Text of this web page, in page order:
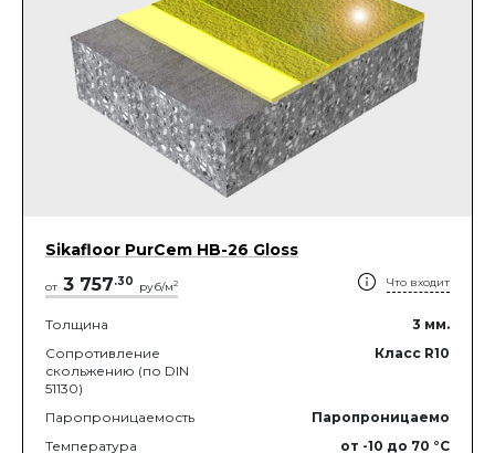
Sikafloor PurCem HB-26 Gloss
от 3 757.30 руб/м2 Что входит
Толщина 3 мм.
Сопротивление
скольжению (по DIN
51130)
Класс R10
Паропроницаемость
Паропроницаемо
Температура
от -10 до 70 °C